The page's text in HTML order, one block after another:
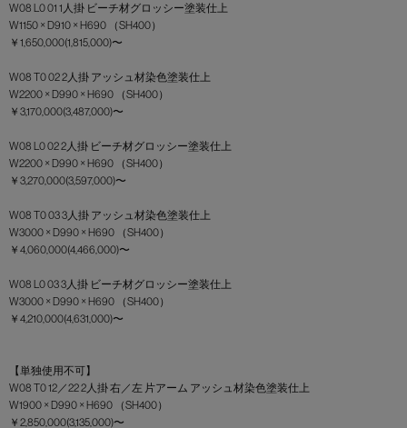
W08 L0 01 1人掛 ビーチ材グロッシー塗装仕上
W1150 × D910 × H690 （SH400）
￥1,650,000(1,815,000)〜
W08 T0 02 2人掛 アッシュ材染色塗装仕上
W2200 × D990 × H690 （SH400）
￥3,170,000(3,487,000)〜
W08 L0 02 2人掛 ビーチ材グロッシー塗装仕上
W2200 × D990 × H690 （SH400）
￥3,270,000(3,597,000)〜
W08 T0 03 3人掛 アッシュ材染色塗装仕上
W3000 × D990 × H690 （SH400）
￥4,060,000(4,466,000)〜
W08 L0 03 3人掛 ビーチ材グロッシー塗装仕上
W3000 × D990 × H690 （SH400）
￥4,210,000(4,631,000)〜
【単独使用不可】
W08 T0 12／22 2人掛 右／左 片アーム アッシュ材染色塗装仕上
W1900 × D990 × H690 （SH400）
￥2,850,000(3,135,000)〜